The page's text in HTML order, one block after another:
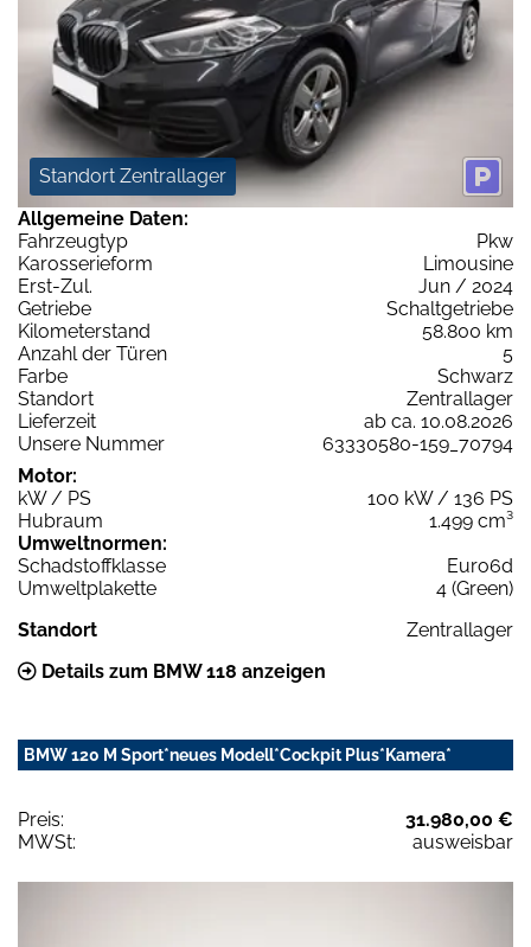
Standort Zentrallager
Allgemeine Daten:
Fahrzeugtyp
Pkw
Karosserieform
Limousine
Erst-Zul.
Jun / 2024
Getriebe
Schaltgetriebe
Kilometerstand
58.800 km
Anzahl der Türen
5
Farbe
Schwarz
Standort
Zentrallager
Lieferzeit
ab ca. 10.08.2026
Unsere Nummer
63330580-159_70794
Motor:
kW / PS
100 kW / 136 PS
Hubraum
1.499 cm³
Umweltnormen:
Schadstoffklasse
Euro6d
Umweltplakette
4 (Green)
Standort
Zentrallager
Details zum BMW 118 anzeigen
BMW 120 M Sport*neues Modell*Cockpit Plus*Kamera*
Preis:
31.980,00 €
MWSt:
ausweisbar